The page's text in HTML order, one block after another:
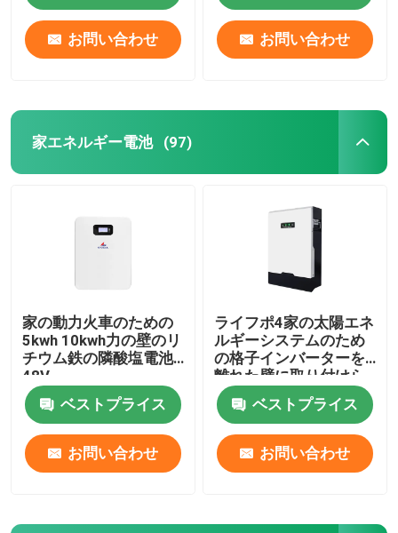
お問い合わせ お問い合わせ
家エネルギー電池 (97)
家の動力火車のための
5kwh 10kwh力の壁のリ
チウム鉄の隣酸塩電池
48V
ベストプライス
お問い合わせ
ライフポ4家の太陽エネ
ルギーシステムのため
の格子インバーターを
離れた壁に取り付けら
れたリチウム電池48V
ベストプライス
お問い合わせ